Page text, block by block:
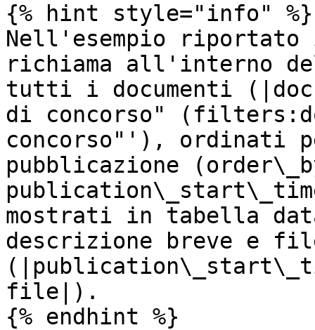
{% hint style="info" %}
Nell'esempio riportato
richiama all'interno
tutti i documenti
di concorso"
concorso"'), ordinati
pubblicazione
mostrati in tabella
descrizione breve e
file|).
{% endhint %}